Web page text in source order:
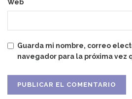
Web
Guarda mi nombre, correo
navegador para la próxima vez